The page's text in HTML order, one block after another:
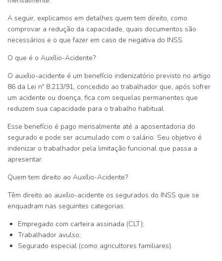
A seguir, explicamos em detalhes quem tem direito, como
comprovar a redução da capacidade, quais documentos são
necessários e o que fazer em caso de negativa do INSS.
O que é o Auxílio-Acidente?
O auxílio-acidente é um benefício indenizatório previsto no artigo
86 da Lei nº 8.213/91, concedido ao trabalhador que, após sofrer
um acidente ou doença, fica com sequelas permanentes que
reduzem sua capacidade para o trabalho habitual.
Esse benefício é pago mensalmente até a aposentadoria do
segurado e pode ser acumulado com o salário. Seu objetivo é
indenizar o trabalhador pela limitação funcional que passa a
apresentar.
Quem tem direito ao Auxílio-Acidente?
Têm direito ao auxílio-acidente os segurados do INSS que se
enquadram nas seguintes categorias:
Empregado com carteira assinada (CLT);
Trabalhador avulso;
Segurado especial (como agricultores familiares).